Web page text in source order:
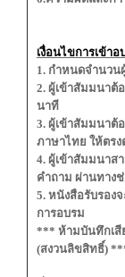
เงื่อนไขการเข้าอ
1. กำหนดจำนวน
2. ผู้เข้าสัมมนาต้
นาที
3. ผู้เข้าสัมมนาต้
ภาษาไทย ให้ตร
4. ผู้เข้าสัมมนาส
คำถาม ผ่านทาง
5. หนังสือรับรอง
การอบรม
*** ห้ามบันทึกเสี
(สงวนลิขสิทธิ์)